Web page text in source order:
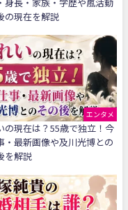
の現在を解説
エンタメ
の現在は？55歳で独立！今
・最新画像や及川光博との
を解説